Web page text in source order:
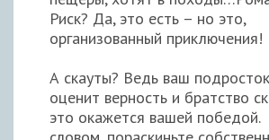
Риск? Да, это есть – но это,
организованный приключения!
А скауты? Ведь ваш
оценит верность и братство
это окажется вашей победой.